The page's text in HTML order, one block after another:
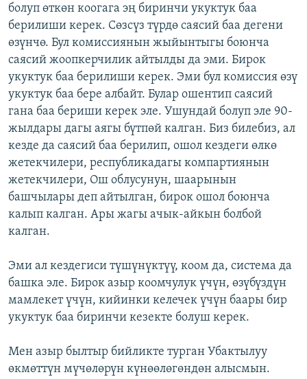
болуп өткөн коогага эң биринчи укуктук баа
берилиши керек. Сөзсүз түрдө саясий баа дегени
өзүнчө. Бул комиссиянын жыйынтыгы боюнча
саясий жоопкерчилик айтылды да эми. Бирок
укуктук баа берилиши керек. Эми бул комиссия өзү
укуктук баа бере албайт. Булар ошентип саясий
гана баа бериши керек эле. Ушундай болуп эле 90-
жылдары дагы аягы бүтпөй калган. Биз билебиз, ал
кезде да саясий баа берилип, ошол кездеги өлкө
жетекчилери, республикадагы компартиянын
жетекчилери, Ош облусунун, шаарынын
башчылары деп айтылган, бирок ошол боюнча
калып калган. Ары жагы ачык-айкын болбой
калган.
Эми ал кездегиси түшүнүктүү, коом да, система да
башка эле. Бирок азыр коомчулук үчүн, өзүбүздүн
мамлекет үчүн, кийинки келечек үчүн баары бир
укуктук баа биринчи кезекте болуш керек.
Мен азыр былтыр бийликте турган Убактылуу
өкмөттүн мүчөлөрүн күнөөлөгөндөн алысмын.